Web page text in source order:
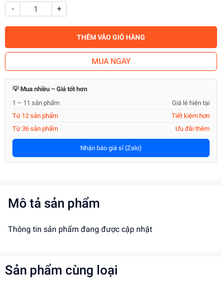
- +
THÊM VÀO GIỎ HÀNG
MUA NGAY
💡 Mua nhiều – Giá tốt hơn
1 – 11 sản phẩm
Giá lẻ hiện tại
Từ 12 sản phẩm
Tiết kiệm hơn
Từ 36 sản phẩm
Ưu đãi thêm
Nhận báo giá sỉ (Zalo)
Mô tả sản phẩm
Thông tin sản phẩm đang được cập nhật
Sản phẩm cùng loại